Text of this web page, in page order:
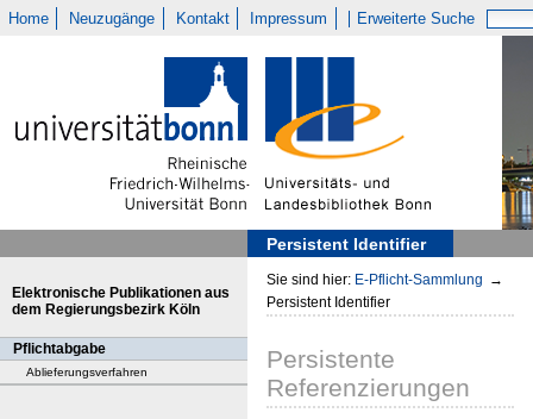
Home Neuzugänge Kontakt Impressum Erweiterte Suche
Persistent Identifier
Elektronische Publikationen aus
dem Regierungsbezirk Köln
Pflichtabgabe
Ablieferungsverfahren
Sie sind hier: E-Pflicht-Sammlung →
Persistent Identifier
Persistente
Referenzierungen